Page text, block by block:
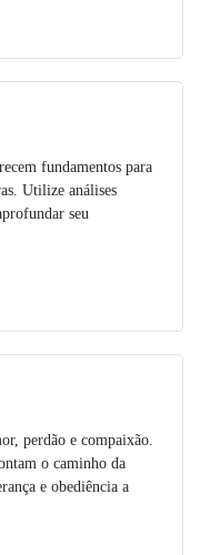
fundamentos para
Utilize análises
seu
perdão e compaixão.
o caminho da
e obediência a